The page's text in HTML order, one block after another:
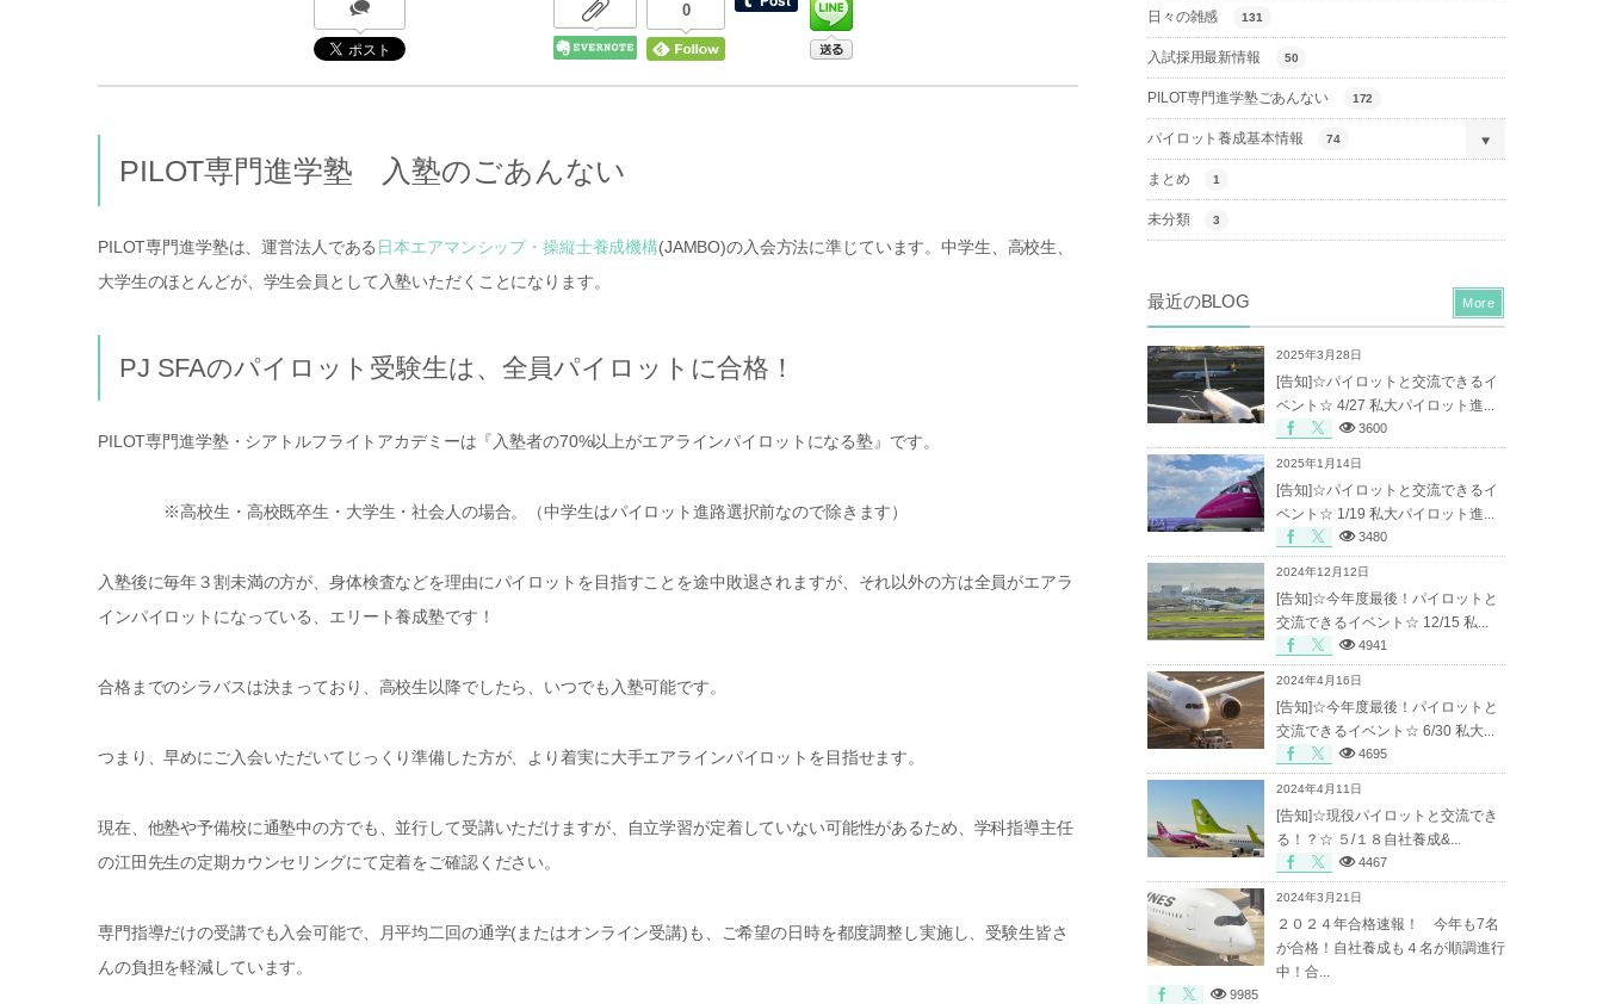
0
PILOT専門進学塾 入塾のごあんない
PILOT専門進学塾は、運営法人である 日本エアマンシップ・操縦士養成機構(JAMBO)の入会方法に準じています。中学生、高校生、
大学生のほとんどが、学生会員として入塾いただくことになります。
PJ SFAのパイロット受験生は、全員パイロットに合格！
PILOT専門進学塾・シアトルフライトアカデミーは『入塾者の70%以上がエアラインパイロットになる塾』です。
※高校生・高校既卒生・大学生・社会人の場合。（中学生はパイロット進路選択前なので除きます）
入塾後に毎年３割未満の方が、身体検査などを理由にパイロットを目指すことを途中敗退されますが、それ以外の方は全員がエアラ
インパイロットになっている、エリート養成塾です！
合格までのシラバスは決まっており、高校生以降でしたら、いつでも入塾可能です。
つまり、早めにご入会いただいてじっくり準備した方が、より着実に大手エアラインパイロットを目指せます。
現在、他塾や予備校に通塾中の方でも、並行して受講いただけますが、自立学習が定着していない可能性があるため、学科指導主任
の江田先生の定期カウンセリングにて定着をご確認ください。
専門指導だけの受講でも入会可能で、月平均二回の通学(またはオンライン受講)も、ご希望の日時を都度調整し実施し、受験生皆さ
んの負担を軽減しています。
日々の雑感 131
入試採用最新情報 50
PILOT専門進学塾ごあんない 172
パイロット養成基本情報 74
まとめ 1
未分類 3
最近のBLOG
2025年3月28日
[告知]☆パイロットと交流できるイ
ベント☆ 4/27 私大パイロット進...
3600
2025年1月14日
[告知]☆パイロットと交流できるイ
ベント☆ 1/19 私大パイロット進...
3480
2024年12月12日
[告知]☆今年度最後！パイロットと
交流できるイベント☆ 12/15 私...
4941
2024年4月16日
[告知]☆今年度最後！パイロットと
交流できるイベント☆ 6/30 私大...
4695
2024年4月11日
[告知]☆現役パイロットと交流でき
る！？☆ ５/１８自社養成&...
4467
2024年3月21日
２０２４年合格速報！ 今年も7名
が合格！自社養成も４名が順調進行
中！合...
9985
More